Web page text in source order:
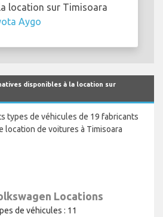
location sur Timisoara
Aygo
disponibles à la location sur
types de véhicules de 19 fabricants
location de voitures à Timisoara
Locations
de véhicules : 11